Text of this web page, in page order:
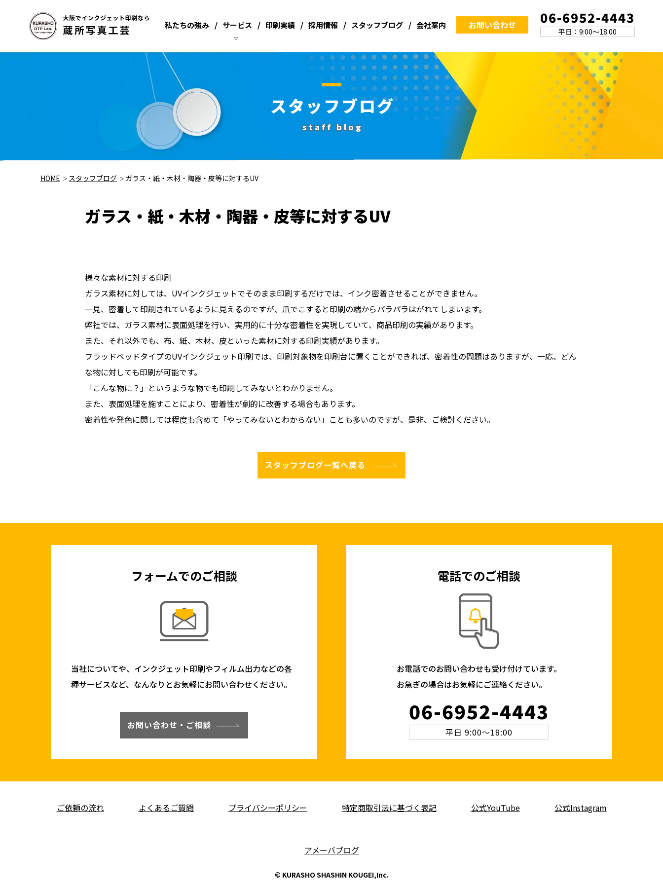
私たちの強み サービス 印刷実績 採用情報 スタッフブログ 会社案内 お問い合わせ 06-6952-4443
平日：9:00～18:00
スタッフブログ
staff blog
HOME スタッフブログ ガラス・紙・木材・陶器・皮等に対するUV
ガラス・紙・木材・陶器・皮等に対するUV
様々な素材に対する印刷
ガラス素材に対しては、UVインクジェットでそのまま印刷するだけでは、インク密着させることができません。
一見、密着して印刷されているように見えるのですが、爪でこすると印刷の端からパラパラはがれてしまいます。
弊社では、ガラス素材に表面処理を行い、実用的に十分な密着性を実現していて、商品印刷の実績があります。
また、それ以外でも、布、紙、木材、皮といった素材に対する印刷実績があります。
フラッドベッドタイプのUVインクジェット印刷では、印刷対象物を印刷台に置くことができれば、密着性の問題はありますが、一応、どん
な物に対しても印刷が可能です。
「こんな物に？」というような物でも印刷してみないとわかりません。
また、表面処理を施すことにより、密着性が劇的に改善する場合もあります。
密着性や発色に関しては程度も含めて「やってみないとわからない」ことも多いのですが、是非、ご検討ください。
スタッフブログ一覧へ戻る
フォームでのご相談
当社についてや、インクジェット印刷やフィルム出力などの各
種サービスなど、なんなりとお気軽にお問い合わせください。
お問い合わせ・ご相談
電話でのご相談
お電話でのお問い合わせも受け付けています。
お急ぎの場合はお気軽にご連絡ください。
06-6952-4443
平日 9:00～18:00
ご依頼の流れ よくあるご質問 プライバシーポリシー 特定商取引法に基づく表記 公式YouTube 公式Instagram
アメーバブログ
© KURASHO SHASHIN KOUGEI,Inc.